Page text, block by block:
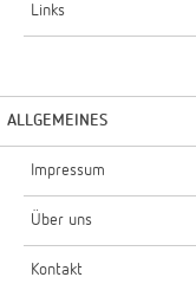
Links
ALLGEMEINES
Impressum
Über uns
Kontakt